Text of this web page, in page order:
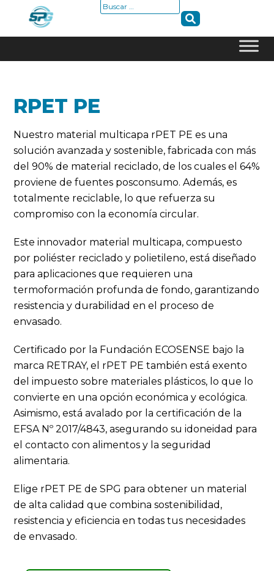
content
Buscar:
RPET PE
Nuestro material multicapa rPET PE es una
solución avanzada y sostenible, fabricada con más
del 90% de material reciclado, de los cuales el 64%
proviene de fuentes posconsumo. Además, es
totalmente reciclable, lo que refuerza su
compromiso con la economía circular.
Este innovador material multicapa, compuesto
por poliéster reciclado y polietileno, está diseñado
para aplicaciones que requieren una
termoformación profunda de fondo, garantizando
resistencia y durabilidad en el proceso de
envasado.
Certificado por la Fundación ECOSENSE bajo la
marca RETRAY, el rPET PE también está exento
del impuesto sobre materiales plásticos, lo que lo
convierte en una opción económica y ecológica.
Asimismo, está avalado por la certificación de la
EFSA Nº 2017/4843, asegurando su idoneidad para
el contacto con alimentos y la seguridad
alimentaria.
Elige rPET PE de SPG para obtener un material
de alta calidad que combina sostenibilidad,
resistencia y eficiencia en todas tus necesidades
de envasado.